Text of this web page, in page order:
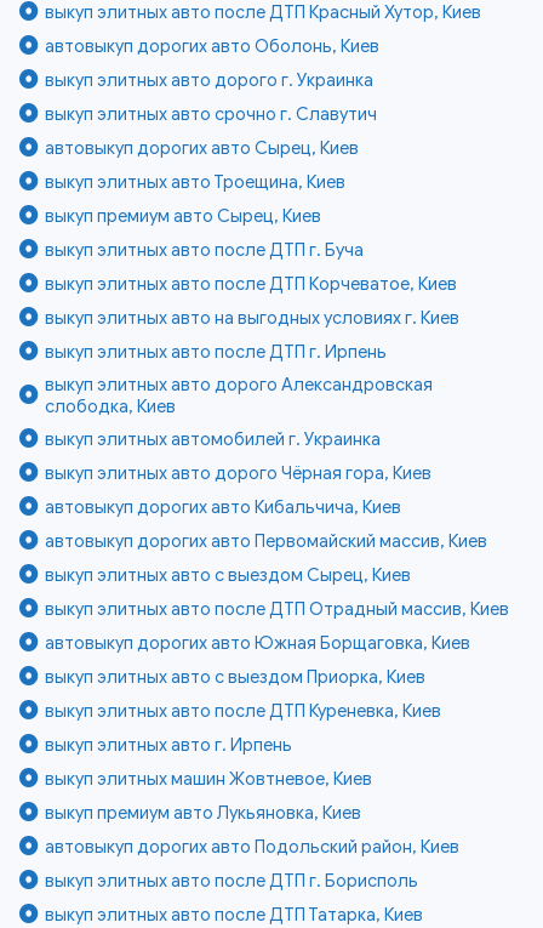
выкуп элитных авто после ДТП Красный Хутор, Киев
автовыкуп дорогих авто Оболонь, Киев
выкуп элитных авто дорого г. Украинка
выкуп элитных авто срочно г. Славутич
автовыкуп дорогих авто Сырец, Киев
выкуп элитных авто Троещина, Киев
выкуп премиум авто Сырец, Киев
выкуп элитных авто после ДТП г. Буча
выкуп элитных авто после ДТП Корчеватое, Киев
выкуп элитных авто на выгодных условиях г. Киев
выкуп элитных авто после ДТП г. Ирпень
выкуп элитных авто дорого Александровская
слободка, Киев
выкуп элитных автомобилей г. Украинка
выкуп элитных авто дорого Чёрная гора, Киев
автовыкуп дорогих авто Кибальчича, Киев
автовыкуп дорогих авто Первомайский массив, Киев
выкуп элитных авто с выездом Сырец, Киев
выкуп элитных авто после ДТП Отрадный массив, Киев
автовыкуп дорогих авто Южная Борщаговка, Киев
выкуп элитных авто с выездом Приорка, Киев
выкуп элитных авто после ДТП Куреневка, Киев
выкуп элитных авто г. Ирпень
выкуп элитных машин Жовтневое, Киев
выкуп премиум авто Лукьяновка, Киев
автовыкуп дорогих авто Подольский район, Киев
выкуп элитных авто после ДТП г. Борисполь
выкуп элитных авто после ДТП Татарка, Киев